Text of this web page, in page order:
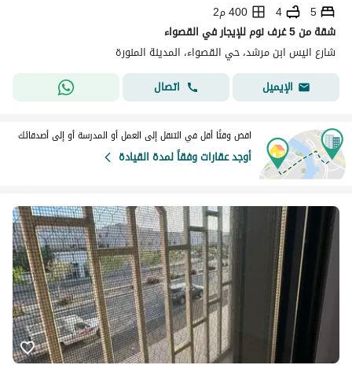
5
4
400 م2
شقة من 5 غرف نوم للإيجار في القصواء
شارع انيس ابن مرشد، حي القصواء، المدينة المنورة
الإيميل
اتصال
اقض وقتًا أقل في التنقل إلى العمل أو المدرسة أو إلى أصدقائك
أوجد عقارات وفقاً لمدة القيادة